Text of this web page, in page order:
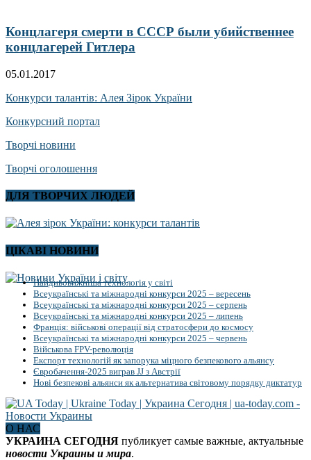
Концлагеря смерти в СССР были убийственнее
концлагерей Гитлера
05.01.2017
Конкурси талантів: Алея Зірок України
Конкурсний портал
Творчі новини
Творчі оголошення
ДЛЯ ТВОРЧИХ ЛЮДЕЙ
ЦІКАВІ НОВИНИ
Найдивовижніша технологія у світі
Всеукраїнські та міжнародні конкурси 2025 – вересень
Всеукраїнські та міжнародні конкурси 2025 – серпень
Всеукраїнські та міжнародні конкурси 2025 – липень
Франція: військові операції від стратосфери до космосу
Всеукраїнські та міжнародні конкурси 2025 – червень
Військова FPV-революція
Експорт технологій як запорука міцного безпекового альянсу
Євробачення-2025 виграв JJ з Австрії
Нові безпекові альянси як альтернатива світовому порядку диктатур
О НАС
УКРАИНА СЕГОДНЯ публикует самые важные, актуальные
новости Украины и мира.